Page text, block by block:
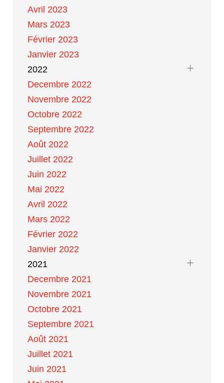
Avril 2023
Mars 2023
Février 2023
Janvier 2023
2022
Decembre 2022
Novembre 2022
Octobre 2022
Septembre 2022
Août 2022
Juillet 2022
Juin 2022
Mai 2022
Avril 2022
Mars 2022
Février 2022
Janvier 2022
2021
Decembre 2021
Novembre 2021
Octobre 2021
Septembre 2021
Août 2021
Juillet 2021
Juin 2021